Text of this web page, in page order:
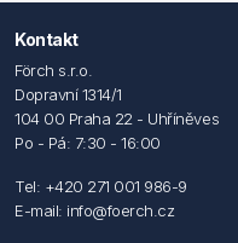
Kontakt
Förch s.r.o.
Dopravní 1314/1
104 00 Praha 22 - Uhříněves
Po - Pá: 7:30 - 16:00
Tel: +420 271 001 986-9
E-mail: info@foerch.cz